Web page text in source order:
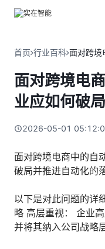
人人都会用的智能体
智能文档审阅平台
实在 RPA 机器人
可靠的机器人终端
实在 RPA 控制器
强大的智能中枢
全面支持国产信创生态
实在取数宝
一键提数整合，洞察更
通信运营商
零售电商
跨境电商
能源及制造业
医药行业
更多行业客户
金融
运营商
客服坐席 | 自动跟单
店铺运营 | 私域运营
统计税务 | 行政审批
烟草
制造业
订单生成 | 库存管控
资源与支持
智能体市场
合作伙伴
客户支持
关于实在
媒体报道
视频动态
加入我们
首页 行业百科
面对跨境电
业应如何破
2026-05-01
面对跨境电商中的自
破局并推进自动化的
以下是对此问题的详
略 高层重视： 企业
并将其纳入公司战略